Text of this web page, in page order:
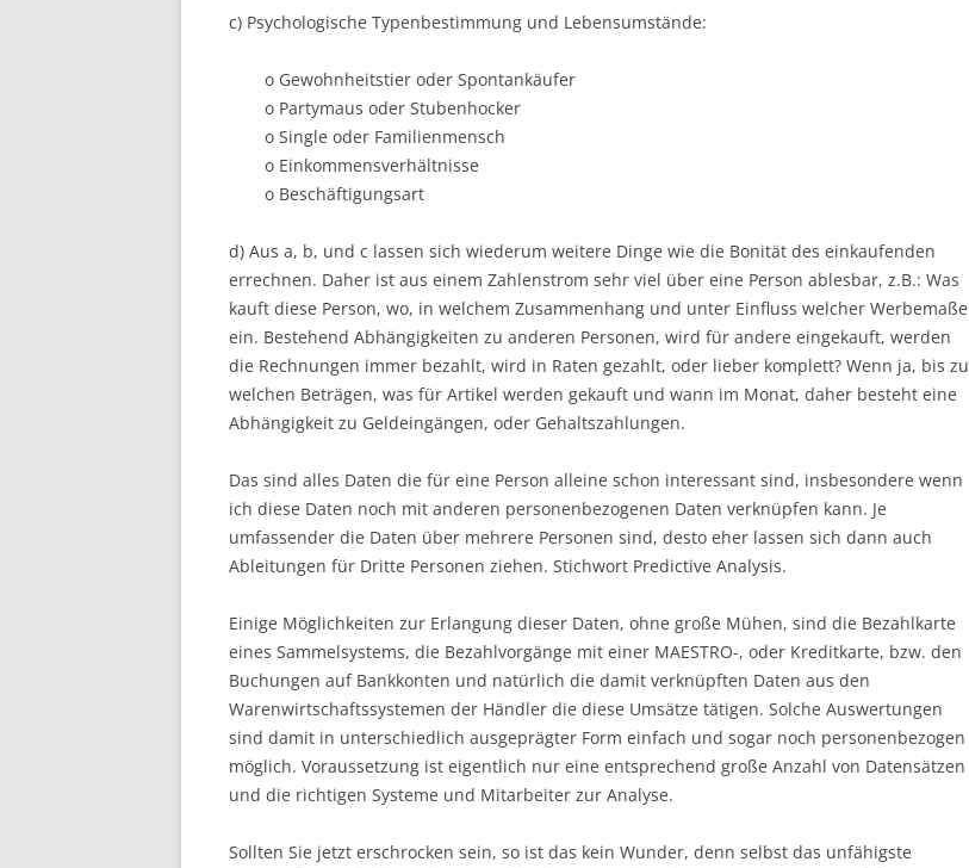
c) Psychologische Typenbestimmung und Lebensumstände:
o Gewohnheitstier oder Spontankäufer
o Partymaus oder Stubenhocker
o Single oder Familienmensch
o Einkommensverhältnisse
o Beschäftigungsart
d) Aus a, b, und c lassen sich wiederum weitere Dinge wie die Bonität des einkaufenden
errechnen. Daher ist aus einem Zahlenstrom sehr viel über eine Person ablesbar, z.B.: Was
kauft diese Person, wo, in welchem Zusammenhang und unter Einfluss welcher Werbemaße
ein. Bestehend Abhängigkeiten zu anderen Personen, wird für andere eingekauft, werden
die Rechnungen immer bezahlt, wird in Raten gezahlt, oder lieber komplett? Wenn ja, bis zu
welchen Beträgen, was für Artikel werden gekauft und wann im Monat, daher besteht eine
Abhängigkeit zu Geldeingängen, oder Gehaltszahlungen.
Das sind alles Daten die für eine Person alleine schon interessant sind, insbesondere wenn
ich diese Daten noch mit anderen personenbezogenen Daten verknüpfen kann. Je
umfassender die Daten über mehrere Personen sind, desto eher lassen sich dann auch
Ableitungen für Dritte Personen ziehen. Stichwort Predictive Analysis.
Einige Möglichkeiten zur Erlangung dieser Daten, ohne große Mühen, sind die Bezahlkarte
eines Sammelsystems, die Bezahlvorgänge mit einer MAESTRO-, oder Kreditkarte, bzw. den
Buchungen auf Bankkonten und natürlich die damit verknüpften Daten aus den
Warenwirtschaftssystemen der Händler die diese Umsätze tätigen. Solche Auswertungen
sind damit in unterschiedlich ausgeprägter Form einfach und sogar noch personenbezogen
möglich. Voraussetzung ist eigentlich nur eine entsprechend große Anzahl von Datensätzen
und die richtigen Systeme und Mitarbeiter zur Analyse.
Sollten Sie jetzt erschrocken sein, so ist das kein Wunder, denn selbst das unfähigste